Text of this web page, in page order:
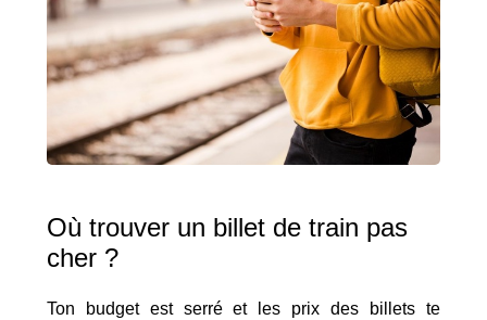
Où trouver un billet de train pas
cher ?
Ton budget est serré et les prix des billets te